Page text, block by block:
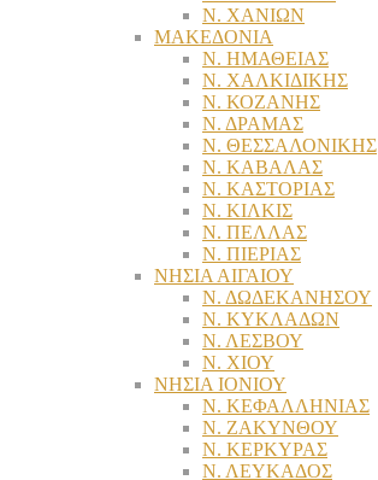
Ν. ΧΑΝΙΩΝ
ΜΑΚΕΔΟΝΙΑ
Ν. ΗΜΑΘΕΙΑΣ
Ν. ΧΑΛΚΙΔΙΚΗΣ
Ν. ΚΟΖΑΝΗΣ
Ν. ΔΡΑΜΑΣ
Ν. ΘΕΣΣΑΛΟΝΙΚΗΣ
Ν. ΚΑΒΑΛΑΣ
Ν. ΚΑΣΤΟΡΙΑΣ
Ν. ΚΙΛΚΙΣ
Ν. ΠΕΛΛΑΣ
Ν. ΠΙΕΡΙΑΣ
ΝΗΣΙΑ ΑΙΓΑΙΟΥ
Ν. ΔΩΔΕΚΑΝΗΣΟΥ
Ν. ΚΥΚΛΑΔΩΝ
Ν. ΛΕΣΒΟΥ
Ν. ΧΙΟΥ
ΝΗΣΙΑ ΙΟΝΙΟΥ
Ν. ΚΕΦΑΛΛΗΝΙΑΣ
Ν. ΖΑΚΥΝΘΟΥ
Ν. ΚΕΡΚΥΡΑΣ
Ν. ΛΕΥΚΑΔΟΣ